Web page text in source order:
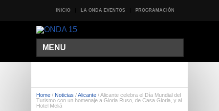
INICIO LA ONDA EVENTOS PROGRAMACIÓN
MENU
Home / Noticias /Alicante /Alicante celebra el Día Mundial del
Turismo con un homenaje a Gloria Ruso, de Casa Gloria, y al
Hotel Meliá